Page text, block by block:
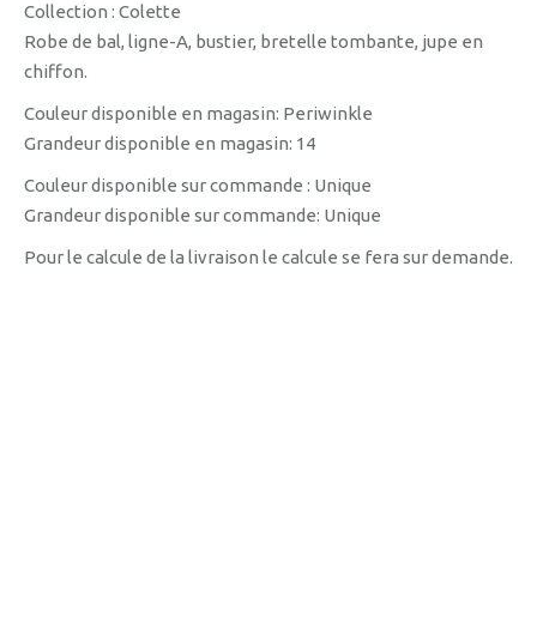
Collection : Colette
Robe de bal, ligne-A, bustier, bretelle tombante, jupe en
chiffon.
Couleur disponible en magasin: Periwinkle
Grandeur disponible en magasin: 14
Couleur disponible sur commande : Unique
Grandeur disponible sur commande: Unique
Pour le calcule de la livraison le calcule se fera sur demande.